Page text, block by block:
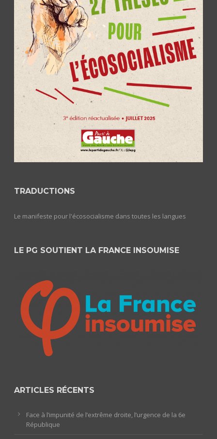
TRADUCTIONS
Le manifeste pour l'écosocialisme dans toutes les langues
LE PG SOUTIENT LA FRANCE INSOUMISE
ARTICLES RÉCENTS
Face à l’impunité de l’extrême droite, l’urgence de la 6e
République